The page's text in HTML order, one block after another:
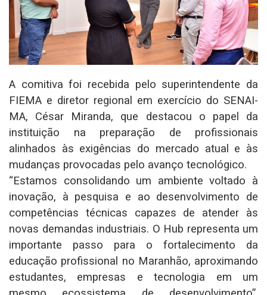
A comitiva foi recebida pelo superintendente da
FIEMA e diretor regional em exercício do SENAI-
MA, César Miranda, que destacou o papel da
instituição na preparação de profissionais
alinhados às exigências do mercado atual e às
mudanças provocadas pelo avanço tecnológico.
“Estamos consolidando um ambiente voltado à
inovação, à pesquisa e ao desenvolvimento de
competências técnicas capazes de atender às
novas demandas industriais. O Hub representa um
importante passo para o fortalecimento da
educação profissional no Maranhão, aproximando
estudantes, empresas e tecnologia em um